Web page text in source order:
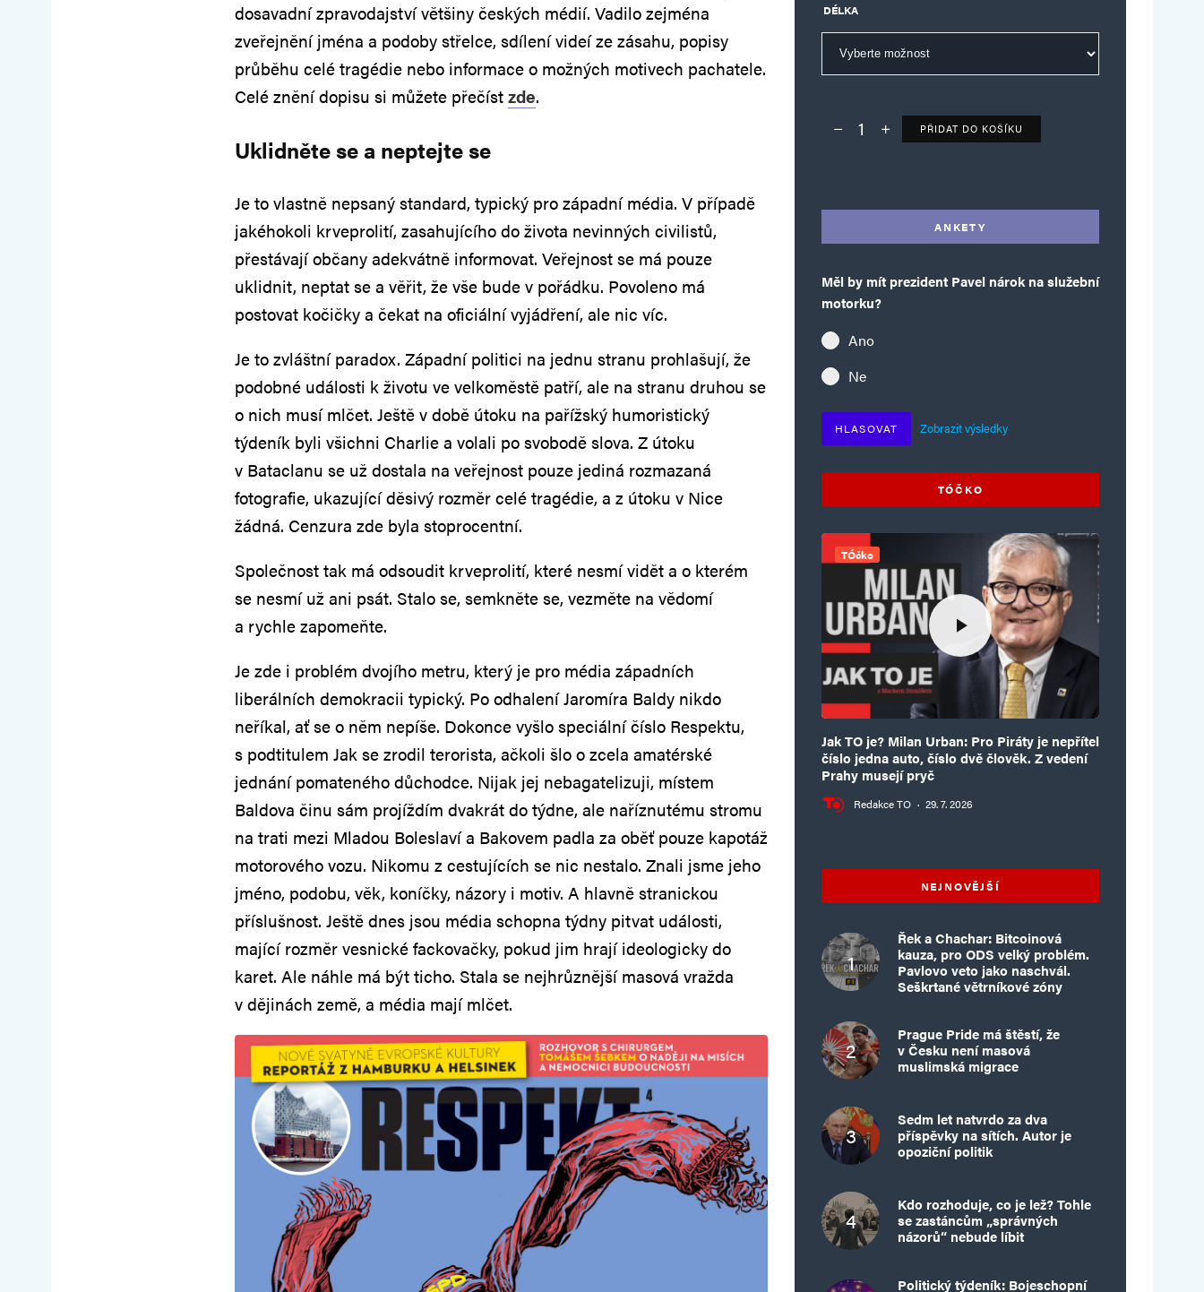
dosavadní zpravodajství většiny českých médií. Vadilo zejména
zveřejnění jména a podoby střelce, sdílení videí ze zásahu, popisy
průběhu celé tragédie nebo informace o možných motivech pachatele.
Celé znění dopisu si můžete přečístzde.
Uklidněte se a neptejte se
Je to vlastně nepsaný standard, typický pro západní média. V případě
jakéhokoli krveprolití, zasahujícího do života nevinných civilistů,
přestávají občany adekvátně informovat. Veřejnost se má pouze
uklidnit, neptat se a věřit, že vše bude v pořádku. Povoleno má
postovat kočičky a čekat na oficiální vyjádření, ale nic víc.
Je to zvláštní paradox. Západní politici na jednu stranu prohlašují, že
podobné události k životu ve velkoměstě patří, ale na stranu druhou se
o nich musí mlčet. Ještě v době útoku na pařížský humoristický
týdeník byli všichni Charlie a volali po svobodě slova. Z útoku
v Bataclanu se už dostala na veřejnost pouze jediná rozmazaná
fotografie, ukazující děsivý rozměr celé tragédie, a z útoku v Nice
žádná. Cenzura zde byla stoprocentní.
Společnost tak má odsoudit krveprolití, které nesmí vidět a o kterém
se nesmí už ani psát. Stalo se, semkněte se, vezměte na vědomí
a rychle zapomeňte.
Je zde i problém dvojího metru, který je pro média západních
liberálních demokracii typický. Po odhalení Jaromíra Baldy nikdo
neříkal, ať se o něm nepíše. Dokonce vyšlo speciální číslo Respektu,
s podtitulem Jak se zrodil terorista, ačkoli šlo o zcela amatérské
jednání pomateného důchodce. Nijak jej nebagatelizuji, místem
Baldova činu sám projíždím dvakrát do týdne, ale naříznutému stromu
na trati mezi Mladou Boleslaví a Bakovem padla za oběť pouze kapotáž
motorového vozu. Nikomu z cestujících se nic nestalo. Znali jsme jeho
jméno, podobu, věk, koníčky, názory i motiv. A hlavně stranickou
příslušnost. Ještě dnes jsou média schopna týdny pitvat události,
mající rozměr vesnické fackovačky, pokud jim hrají ideologicky do
karet. Ale náhle má být ticho. Stala se nejhrůznější masová vražda
v dějinách země, a média mají mlčet.
DÉLKA
Deník TO – verze bez reklam množství
PŘIDAT DO KOŠÍKU
ANKETY
Měl by mít prezident Pavel nárok na služební
motorku?
Ano
Ne
HLASOVAT Zobrazit výsledky
TÓČKO
TÓčko
Jak TO je? Milan Urban: Pro Piráty je nepřítel
číslo jedna auto, číslo dvě člověk. Z vedení
Prahy musejí pryč
Redakce TO · 29. 7. 2026
NEJNOVĚJŠÍ
Řek a Chachar: Bitcoinová
kauza, pro ODS velký problém.
Pavlovo veto jako naschvál.
Seškrtané větrníkové zóny
Prague Pride má štěstí, že
v Česku není masová
muslimská migrace
Sedm let natvrdo za dva
příspěvky na sítích. Autor je
opoziční politik
Kdo rozhoduje, co je lež? Tohle
se zastáncům „správných
názorů“ nebude líbit
Politický týdeník: Bojeschopní